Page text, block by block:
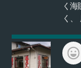
く
く
みては
アバ